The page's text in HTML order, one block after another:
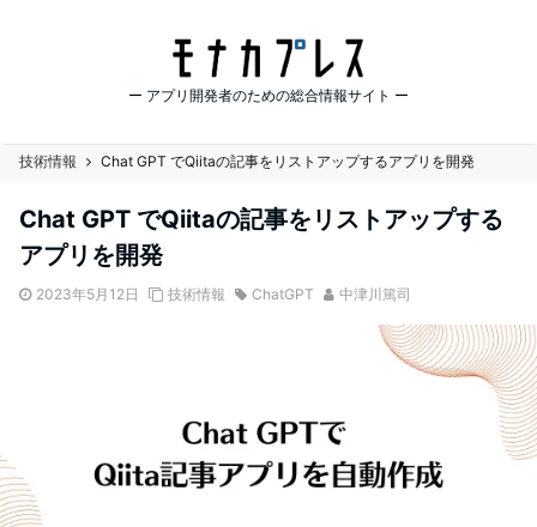
ー アプリ開発者のための総合情報サイト ー
技術情報 Chat GPT でQiitaの記事をリストアップするアプリを開発
Chat GPT でQiitaの記事をリストアップする
アプリを開発
2023年5月12日 技術情報 ChatGPT 中津川篤司